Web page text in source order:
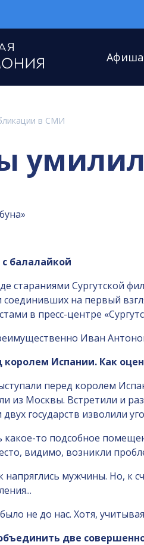
Афиша
в СМИ
умилил
балалайкой
стараниями Сургутской
соединивших на первый
в пресс-центре
Иван
королем Испании. Как
перед королем
из Москвы. Встретили и
государств изволили
какое-то подсобное
видимо, возникли
мужчины. Но, к
не до нас. Хотя,
две